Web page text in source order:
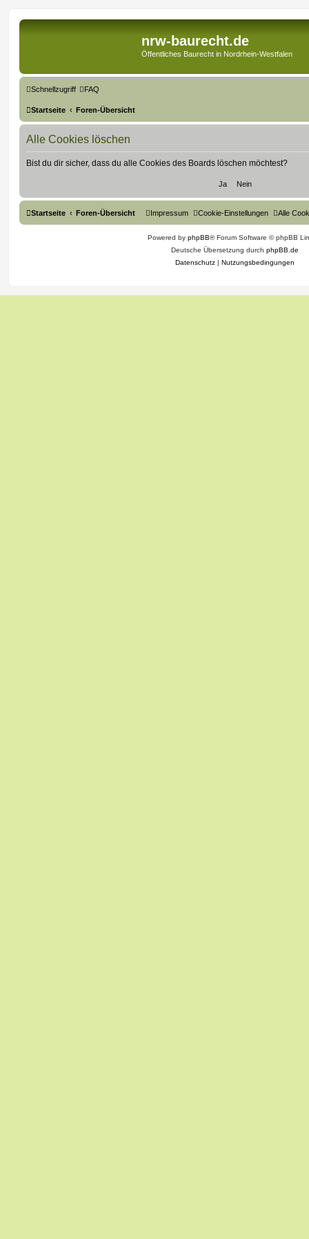
nrw-baurecht.de
Öffentliches Baurecht in Nordrhein-Westfalen
Schnellzugriff FAQ
Startseite Foren-Übersicht
Alle Cookies löschen
Bist du dir sicher, dass du alle Cookies des Boards löschen möchtest?
Startseite Foren-Übersicht Alle
Cookie-Einstellungen
Impressum
Powered by phpBB® Forum Software © phpBB
Deutsche Übersetzung durch phpBB.de
Datenschutz | Nutzungsbedingungen